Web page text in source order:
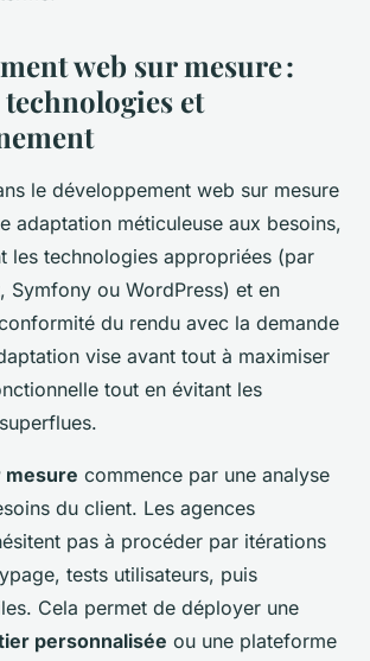
web sur mesure :
et
le développement web sur mesure
adaptation méticuleuse aux besoins,
les technologies appropriées (par
Symfony ou WordPress) et en
du rendu avec la demande
vise avant tout à maximiser
tout en évitant les
mesure commence par une analyse
du client. Les agences
pas à procéder par itérations
tests utilisateurs, puis
Cela permet de déployer une
personnalisée ou une plateforme